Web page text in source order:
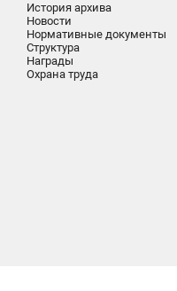
История архива
Новости
Нормативные документы
Структура
Награды
Охрана труда